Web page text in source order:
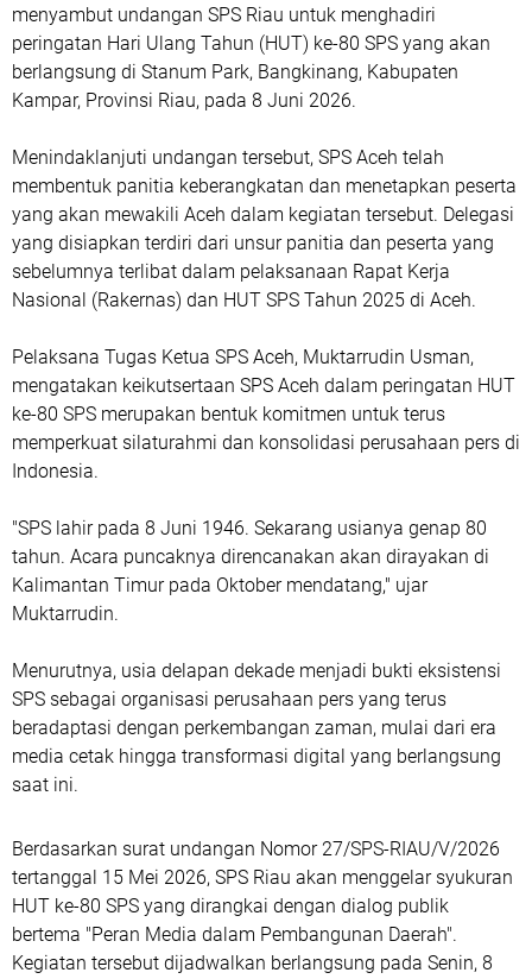
menyambut undangan SPS Riau untuk menghadiri
peringatan Hari Ulang Tahun (HUT) ke-80 SPS yang akan
berlangsung di Stanum Park, Bangkinang, Kabupaten
Kampar, Provinsi Riau, pada 8 Juni 2026.
Menindaklanjuti undangan tersebut, SPS Aceh telah
membentuk panitia keberangkatan dan menetapkan peserta
yang akan mewakili Aceh dalam kegiatan tersebut. Delegasi
yang disiapkan terdiri dari unsur panitia dan peserta yang
sebelumnya terlibat dalam pelaksanaan Rapat Kerja
Nasional (Rakernas) dan HUT SPS Tahun 2025 di Aceh.
Pelaksana Tugas Ketua SPS Aceh, Muktarrudin Usman,
mengatakan keikutsertaan SPS Aceh dalam peringatan HUT
ke-80 SPS merupakan bentuk komitmen untuk terus
memperkuat silaturahmi dan konsolidasi perusahaan pers di
Indonesia.
"SPS lahir pada 8 Juni 1946. Sekarang usianya genap 80
tahun. Acara puncaknya direncanakan akan dirayakan di
Kalimantan Timur pada Oktober mendatang," ujar
Muktarrudin.
Menurutnya, usia delapan dekade menjadi bukti eksistensi
SPS sebagai organisasi perusahaan pers yang terus
beradaptasi dengan perkembangan zaman, mulai dari era
media cetak hingga transformasi digital yang berlangsung
saat ini.
Berdasarkan surat undangan Nomor 27/SPS-RIAU/V/2026
tertanggal 15 Mei 2026, SPS Riau akan menggelar syukuran
HUT ke-80 SPS yang dirangkai dengan dialog publik
bertema "Peran Media dalam Pembangunan Daerah".
Kegiatan tersebut dijadwalkan berlangsung pada Senin, 8